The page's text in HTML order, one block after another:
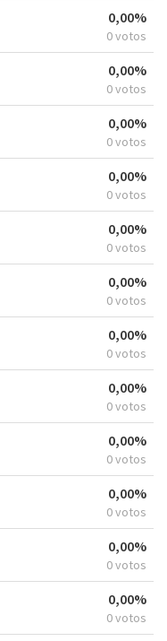
0,00%
0 votos
0,00%
0 votos
0,00%
0 votos
0,00%
0 votos
0,00%
0 votos
0,00%
0 votos
0,00%
0 votos
0,00%
0 votos
0,00%
0 votos
0,00%
0 votos
0,00%
0 votos
0,00%
0 votos